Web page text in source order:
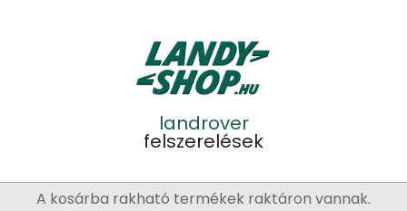
landrover
felszerelések
PrimaryA kosárba rakható termékek raktáron vannak.